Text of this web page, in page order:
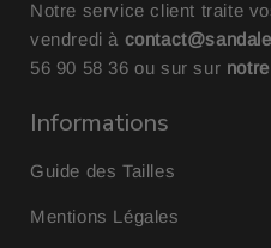
Notre service client traite
vendredi à
56 90 58 36ou sur sur
Informations
Guide des Tailles
Mentions Légales